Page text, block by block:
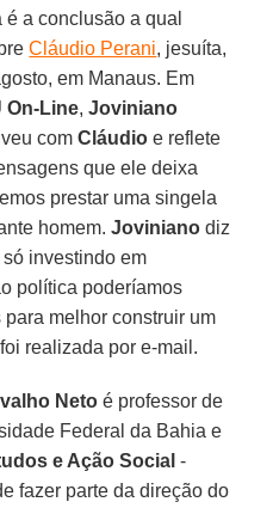
é a conclusão a qual
Cláudio Perani, jesuíta,
em Manaus. Em
On-Line,Joviniano
com Cláudio e reflete
que ele deixa
prestar uma singela
homem.Joviniano diz
investindo em
política poderíamos
para melhor construir um
realizada por e-mail.
Neto é professor de
Federal da Bahia e
e Ação Social -
fazer parte da direção do